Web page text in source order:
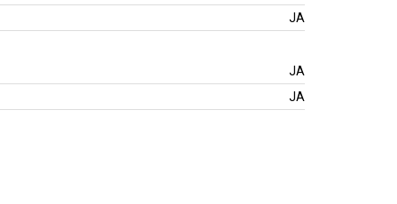
JA
JA
JA